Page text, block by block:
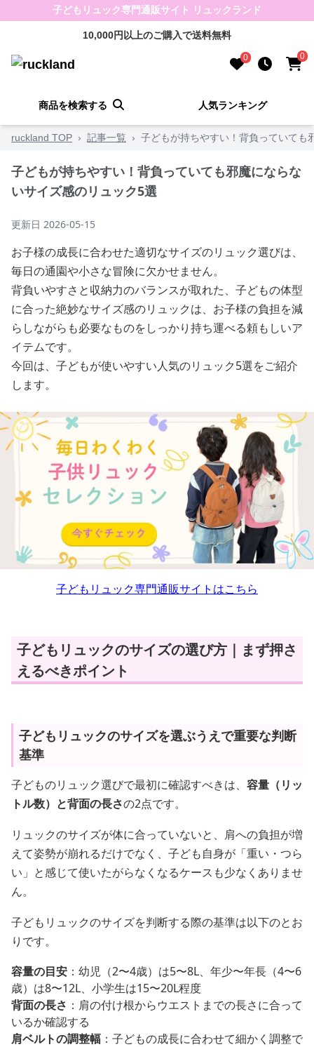
子どもリュック専門通販サイト リュックランド
10,000円以上のご購入で送料無料
0 0
商品を検索する 人気ランキング
ruckland TOP › 記事一覧 › 子どもが持ちやすい！背負っていても
子どもが持ちやすい！背負っていても邪魔にならな
いサイズ感のリュック5選
更新日 2026-05-15
お子様の成長に合わせた適切なサイズのリュック選びは、
毎日の通園や小さな冒険に欠かせません。
背負いやすさと収納力のバランスが取れた、子どもの体型
に合った絶妙なサイズ感のリュックは、お子様の負担を減
らしながらも必要なものをしっかり持ち運べる頼もしいア
イテムです。
今回は、子どもが使いやすい人気のリュック5選をご紹介
します。
子どもリュック専門通販サイトはこちら
子どもリュックのサイズの選び方｜まず押さ
えるべきポイント
子どもリュックのサイズを選ぶうえで重要な判断
基準
子どものリュック選びで最初に確認すべきは、 容量（リッ
トル数）と背面の長さの2点です。
リュックのサイズが体に合っていないと、肩への負担が増
えて姿勢が崩れるだけでなく、子ども自身が「重い・つら
い」と感じて使いたがらなくなるケースも少なくありませ
ん。
子どもリュックのサイズを判断する際の基準は以下のとお
りです。
容量の目安 ：幼児（2〜4歳）は5〜8L、年少〜年長（4〜6
歳）は8〜12L、小学生は15〜20L程度
背面の長さ ：肩の付け根からウエストまでの長さに合って
いるか確認する
肩ベルトの調整幅 ：子どもの成長に合わせて細かく調整で